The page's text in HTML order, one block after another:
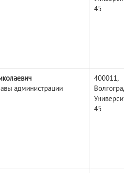
45
администрации
400011,
45